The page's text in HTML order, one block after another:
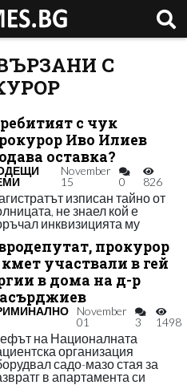
С
с чук
Иво Илиев
оставка?
November
15
0 826
изписан тайно от
не знаел кой е
инквизицията му
прокурор
участвали в гей
в дома на д-р
November
01
3 1498
на Националната
организация
садо-мазо стая за
в апартамента си